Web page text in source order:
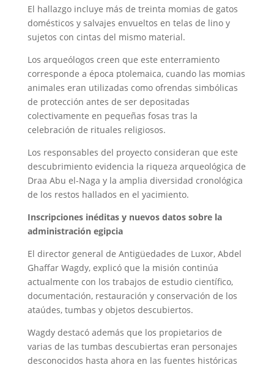
El hallazgo incluye más de treinta momias de gatos
domésticos y salvajes envueltos en telas de lino y
sujetos con cintas del mismo material.
Los arqueólogos creen que este enterramiento
corresponde a época ptolemaica, cuando las momias
animales eran utilizadas como ofrendas simbólicas
de protección antes de ser depositadas
colectivamente en pequeñas fosas tras la
celebración de rituales religiosos.
Los responsables del proyecto consideran que este
descubrimiento evidencia la riqueza arqueológica de
Draa Abu el-Naga y la amplia diversidad cronológica
de los restos hallados en el yacimiento.
Inscripciones inéditas y nuevos datos sobre la
administración egipcia
El director general de Antigüedades de Luxor, Abdel
Ghaffar Wagdy, explicó que la misión continúa
actualmente con los trabajos de estudio científico,
documentación, restauración y conservación de los
ataúdes, tumbas y objetos descubiertos.
Wagdy destacó además que los propietarios de
varias de las tumbas descubiertas eran personajes
desconocidos hasta ahora en las fuentes históricas